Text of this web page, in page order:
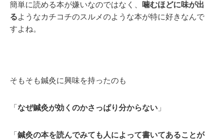
簡単に読める本が嫌いなのではなく、
噛むほどに味が出
るようなカチコチのスルメのような本が特に好きなんで
すよね。
そもそも鍼灸に興味を持ったのも
「 なぜ鍼灸が効くのかさっぱり分からない 」
「 鍼灸の本を読んでみても人によって書いてあることが